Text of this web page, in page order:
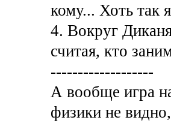
кому... Хоть так
4. Вокруг
считая, кто
-------------------
А вообще игра
физики не